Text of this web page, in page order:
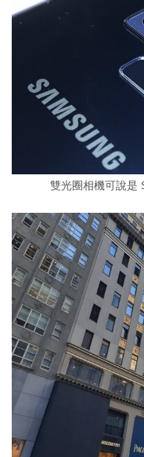
雙光圈相機可說是